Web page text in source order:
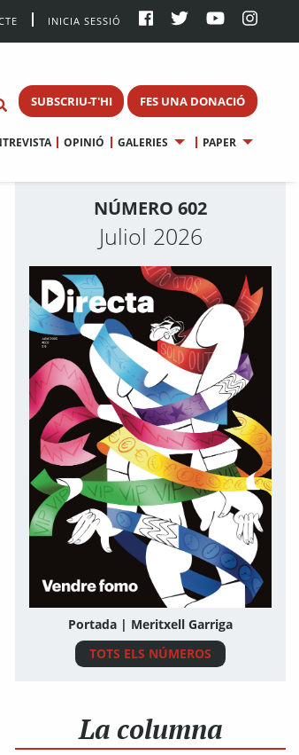
INICIA SESSIÓ
SUBSCRIU-T'HI FES UNA DONACIÓ
OPINIÓ GALERIES PAPER
NÚMERO 602
Juliol 2026
Portada | Meritxell Garriga
TOTS ELS NÚMEROS
La columna